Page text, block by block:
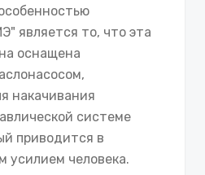
является то, что эта
оснащена
накачивания
системе
приводится в
усилием человека.